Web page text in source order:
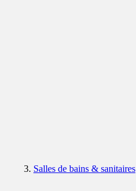
Salles de bains & sanitaires